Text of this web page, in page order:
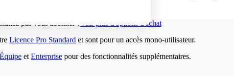
pas vous abonner ?Voir plus d'options d'achat
Licence Pro Standard et sont pour un accès mono-utilisateur.
Équipe et Enterprise pour des fonctionnalités supplémentaires.